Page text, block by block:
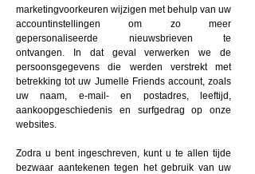
marketingvoorkeuren wijzigen met behulp van uw
accountinstellingen om zo meer
gepersonaliseerde nieuwsbrieven te
ontvangen. In dat geval verwerken we de
persoonsgegevens die werden verstrekt met
betrekking tot uw Jumelle Friends account, zoals
uw naam, e-mail- en postadres, leeftijd,
aankoopgeschiedenis en surfgedrag op onze
websites.
Zodra u bent ingeschreven, kunt u te allen tijde
bezwaar aantekenen tegen het gebruik van uw